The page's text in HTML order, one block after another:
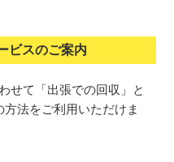
ビスのご案内
せて「出張での回収」と
方法をご利用いただけま